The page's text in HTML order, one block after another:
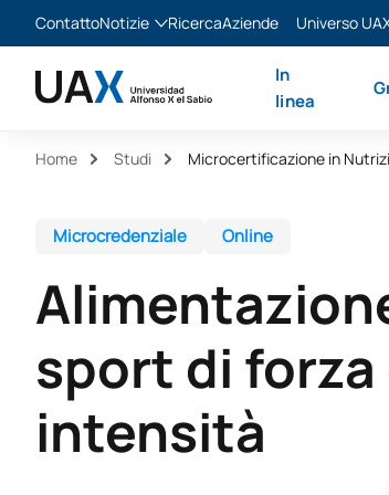
ContattoNotizie
Notizie
RicercaAziende
Universo
XTART
In
linea
Home Studi
Microcredenziale Online
sport di forza
intensità